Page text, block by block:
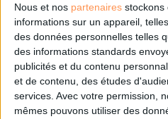
Nous et nos partenaires stockons
informations sur un appareil,
des données personnelles telles
des informations standards
publicités et du contenu
et de contenu, des études
services. Avec votre permission,
mêmes pouvons utiliser des
LES SUPPLÉMENTS
NOS OFFRES D'ABONNEMENTS
Mot de
Pas encore